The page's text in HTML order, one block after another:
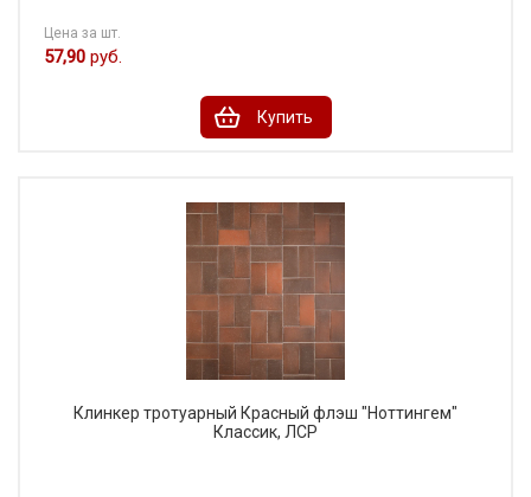
Цена за шт.
57,90 руб.
Купить
Клинкер тротуарный Красный флэш "Ноттингем"
Классик, ЛСР